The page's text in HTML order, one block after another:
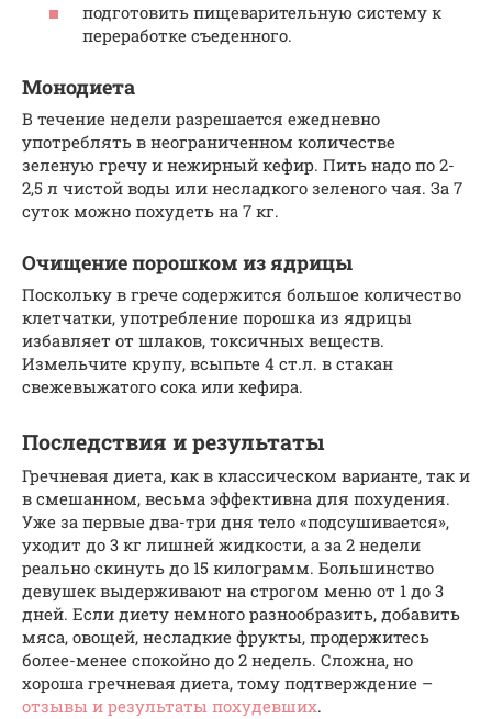
подготовить пищеварительную систему к
переработке съеденного.
Монодиета
В течение недели разрешается ежедневно
употреблять в неограниченном количестве
зеленую гречу и нежирный кефир. Пить надо по 2-
2,5 л чистой воды или несладкого зеленого чая. За 7
суток можно похудеть на 7 кг.
Очищение порошком из ядрицы
Поскольку в грече содержится большое количество
клетчатки, употребление порошка из ядрицы
избавляет от шлаков, токсичных веществ.
Измельчите крупу, всыпьте 4 ст.л. в стакан
свежевыжатого сока или кефира.
Последствия и результаты
Гречневая диета, как в классическом варианте, так и
в смешанном, весьма эффективна для похудения.
Уже за первые два-три дня тело «подсушивается»,
уходит до 3 кг лишней жидкости, а за 2 недели
реально скинуть до 15 килограмм. Большинство
девушек выдерживают на строгом меню от 1 до 3
дней. Если диету немного разнообразить, добавить
мяса, овощей, несладкие фрукты, продержитесь
более-менее спокойно до 2 недель. Сложна, но
хороша гречневая диета, тому подтверждение –
отзывы и результаты похудевших.